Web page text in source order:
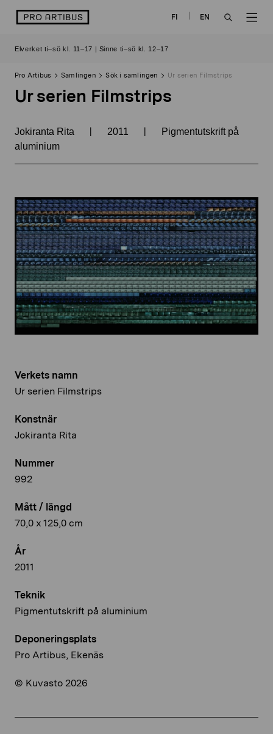
logo FI
EN
Elverket ti–sö kl. 11–17 | Sinne ti–sö kl. 12–17
Pro Artibus Samlingen Sök i samlingen Ur serien Filmstrips
Ur serien Filmstrips
Jokiranta Rita | 2011 |
Pigmentutskrift på
aluminium
Verkets namn
Ur serien Filmstrips
Konstnär
Jokiranta Rita
Nummer
992
Mått / längd
70,0 x 125,0 cm
År
2011
Teknik
Pigmentutskrift på aluminium
Deponeringsplats
Pro Artibus, Ekenäs
© Kuvasto 2026